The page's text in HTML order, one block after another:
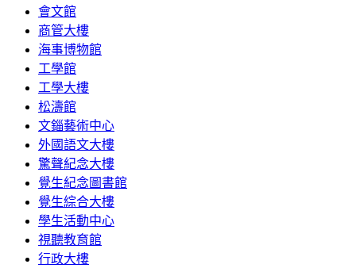
會文館
商管大樓
海事博物館
工學館
工學大樓
松濤館
文錙藝術中心
外國語文大樓
驚聲紀念大樓
覺生紀念圖書館
覺生綜合大樓
學生活動中心
視聽教育館
行政大樓